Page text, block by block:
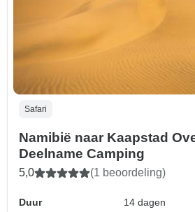
Safari
Namibië naar Kaapstad
Deelname Camping
5,0 (1 beoordeling)
Duur
14 dagen